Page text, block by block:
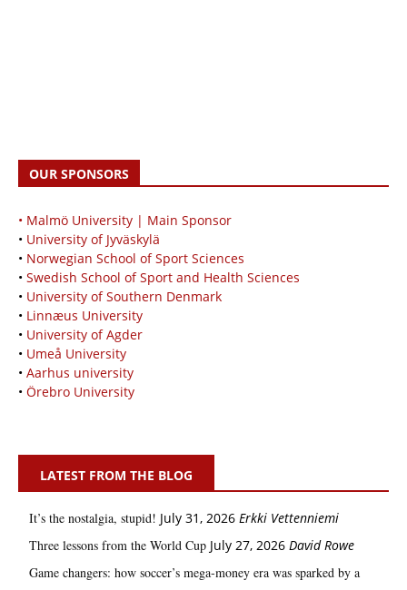
OUR SPONSORS
• Malmö University | Main Sponsor
• University of Jyväskylä
• Norwegian School of Sport Sciences
• Swedish School of Sport and Health Sciences
• University of Southern Denmark
• Linnæus University
• University of Agder
• Umeå University
• Aarhus university
• Örebro University
LATEST FROM THE BLOG
It’s the nostalgia, stupid! July 31, 2026 Erkki Vetten­­niemi
Three lessons from the World Cup July 27, 2026 David Rowe
Game changers: how soccer’s mega‑money era was sparked by a